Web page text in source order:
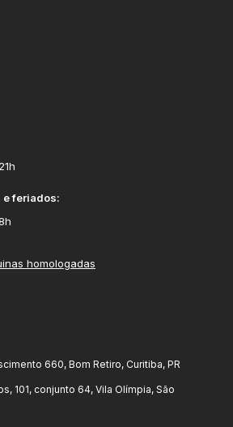
e feriados:
homologadas
660, Bom Retiro, Curitiba, PR
101, conjunto 64, Vila Olímpia, São